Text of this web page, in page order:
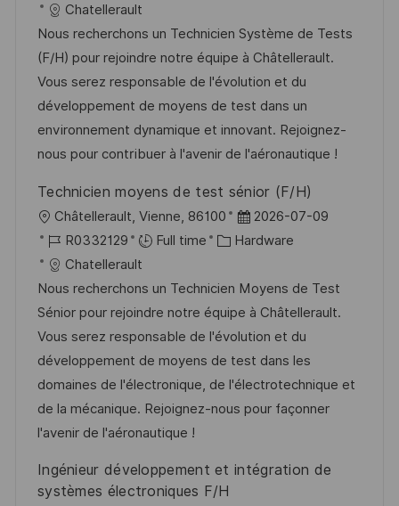
c
a
t
i
o
n
t
e
d
D
a
t
o
b
I
d
t
e
g
o
r
y
Chatellerault
Nous recherchons un Technicien Système de Tests
(F/H) pour rejoindre notre équipe à Châtellerault.
Vous serez responsable de l'évolution et du
développement de moyens de test dans un
environnement dynamique et innovant. Rejoignez-
nous pour contribuer à l'avenir de l'aéronautique !
Technicien moyens de test sénior (F/H)
L
o
c
a
t
i
o
n
Châtellerault, Vienne, 86100
P
o
t
e
d
D
a
t
2026-07-09
J
o
b
I
d
R0332129 Full time
C
t
e
g
o
r
y
Hardware
Chatellerault
Nous recherchons un Technicien Moyens de Test
Sénior pour rejoindre notre équipe à Châtellerault.
Vous serez responsable de l'évolution et du
développement de moyens de test dans les
domaines de l'électronique, de l'électrotechnique et
de la mécanique. Rejoignez-nous pour façonner
l'avenir de l'aéronautique !
Ingénieur développement et intégration de
systèmes électroniques F/H